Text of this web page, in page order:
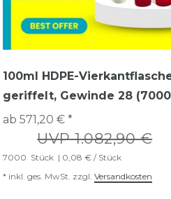
100ml HDPE-
geriffelt, Gewinde 28
UVP 1.082,90 €
ab 571,20 € *
7000 Stück | 0,08 € / Stück
* inkl. ges. MwSt. zzgl. Versandkosten